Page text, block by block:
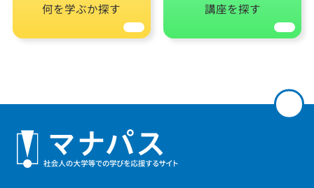
何を学ぶか探す 講座を探す